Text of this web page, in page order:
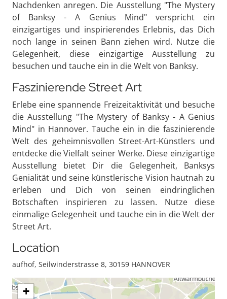
Nachdenken anregen. Die Ausstellung "The Mystery
of Banksy - A Genius Mind" verspricht ein
einzigartiges und inspirierendes Erlebnis, das Dich
noch lange in seinen Bann ziehen wird. Nutze die
Gelegenheit, diese einzigartige Ausstellung zu
besuchen und tauche ein in die Welt von Banksy.
Faszinierende Street Art
Erlebe eine spannende Freizeitaktivität und besuche
die Ausstellung "The Mystery of Banksy - A Genius
Mind" in Hannover. Tauche ein in die faszinierende
Welt des geheimnisvollen Street-Art-Künstlers und
entdecke die Vielfalt seiner Werke. Diese einzigartige
Ausstellung bietet Dir die Gelegenheit, Banksys
Genialität und seine künstlerische Vision hautnah zu
erleben und Dich von seinen eindringlichen
Botschaften inspirieren zu lassen. Nutze diese
einmalige Gelegenheit und tauche ein in die Welt der
Street Art.
Location
aufhof, Seilwinderstrasse 8, 30159 HANNOVER
+